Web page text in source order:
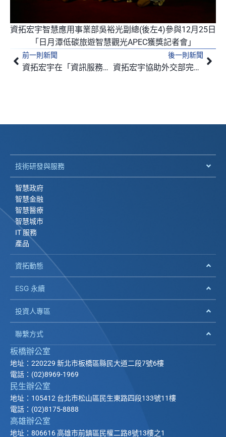
資拓宏宇智慧應用事業部吳裕光副總(後左4)參與12月25日
「日月潭低碳旅遊智慧觀光APEC獲獎記者會」
上一頁
前一則新聞
資拓宏宇在「資訊服務業拓展新興市場研討會」分享成功案例及策略，獲得讚揚
後一則新聞
資拓宏宇協助外交部完成「電子簽證」（eVisa)計畫
下
技術研發與服務
智慧政府
智慧金融
智慧醫療
智慧城市
IT 服務
產品
資拓動態
ESG 永續
投資人專區
聯繫方式
板橋辦公室
地址：220229 新北市板橋區縣民大道二段7號6樓
電話：(02)8969-1969
民生辦公室
地址：105412 台北市松山區民生東路四段133號11樓
電話：(02)8175-8888
高雄辦公室
地址：806616 高雄市前鎮區民權二路8號13樓之1